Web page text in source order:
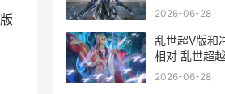
玩 天降财神16
2026-06-28
乱世超V版和
相对 乱世超
2026-06-28